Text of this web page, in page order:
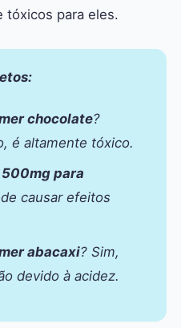
tóxicos para eles.
chocolate?
é altamente tóxico.
para
causar efeitos
abacaxi? Sim,
devido à acidez.